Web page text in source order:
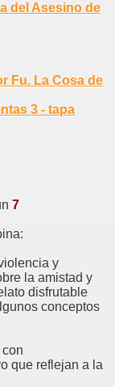
del Asesino de
Fu. La Cosa de
3 - tapa
7
y
la amistad y
disfrutable
conceptos
que reflejan a la